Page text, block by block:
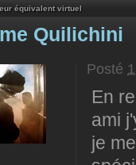
équivalent virtuel
Quilichini
Posté
En
ami
je